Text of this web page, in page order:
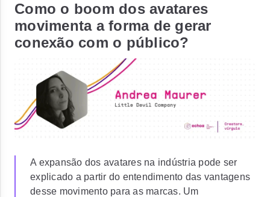
Como o boom dos avatares
movimenta a forma de gerar
conexão com o público?
A expansão dos avatares na indústria pode ser
explicado a partir do entendimento das vantagens
desse movimento para as marcas. Um